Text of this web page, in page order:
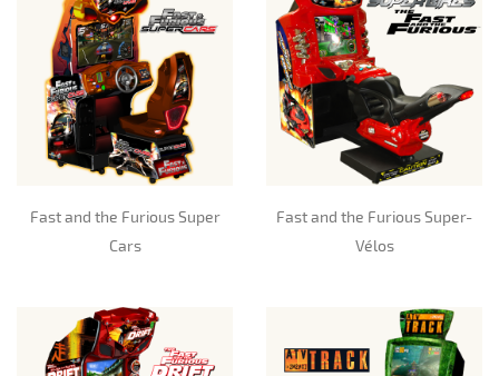
Fast and the Furious Super
Cars
Fast and the Furious Super-
Vélos